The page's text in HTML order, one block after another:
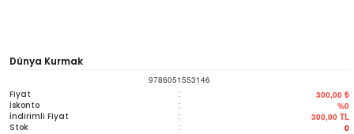
Dünya Kurmak
9786051553146
Fiyat : 300,00 ₺
İskonto : %0
İndirimli Fiyat : 300,00 TL
Stok : 0